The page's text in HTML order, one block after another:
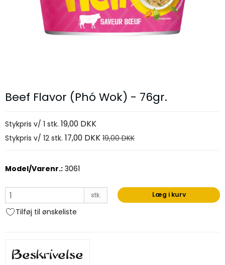
Beef Flavor (Phó Wok) - 76gr.
Stykpris v/ 1 stk. 19,00 DKK
Stykpris v/ 12 stk. 17,00 DKK 19,00 DKK
Model/Varenr.: 3061
stk. Læg i kurv
Tilføj til ønskeliste
Beskrivelse